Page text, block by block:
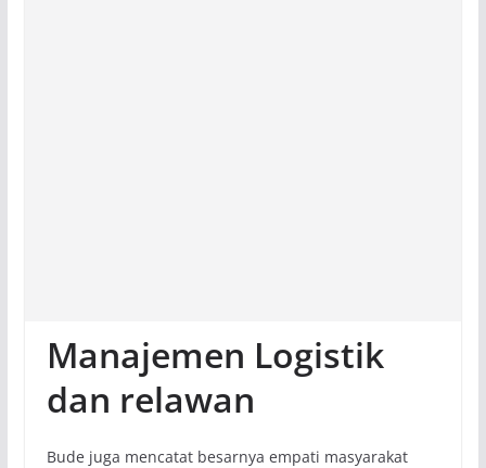
Manajemen Logistik
dan relawan
Bude juga mencatat besarnya empati masyarakat